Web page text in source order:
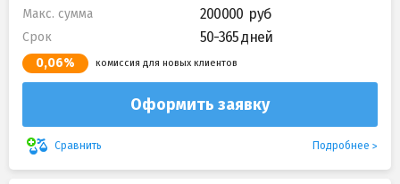
Макс. сумма 200000
Срок 50-365 дней
0,06% комиссия для новых клиентов
Оформить заявку
Сравнить Подробнее